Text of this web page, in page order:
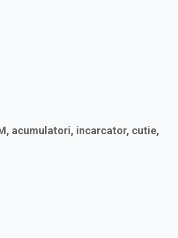
acumulatori, incarcator, cutie,